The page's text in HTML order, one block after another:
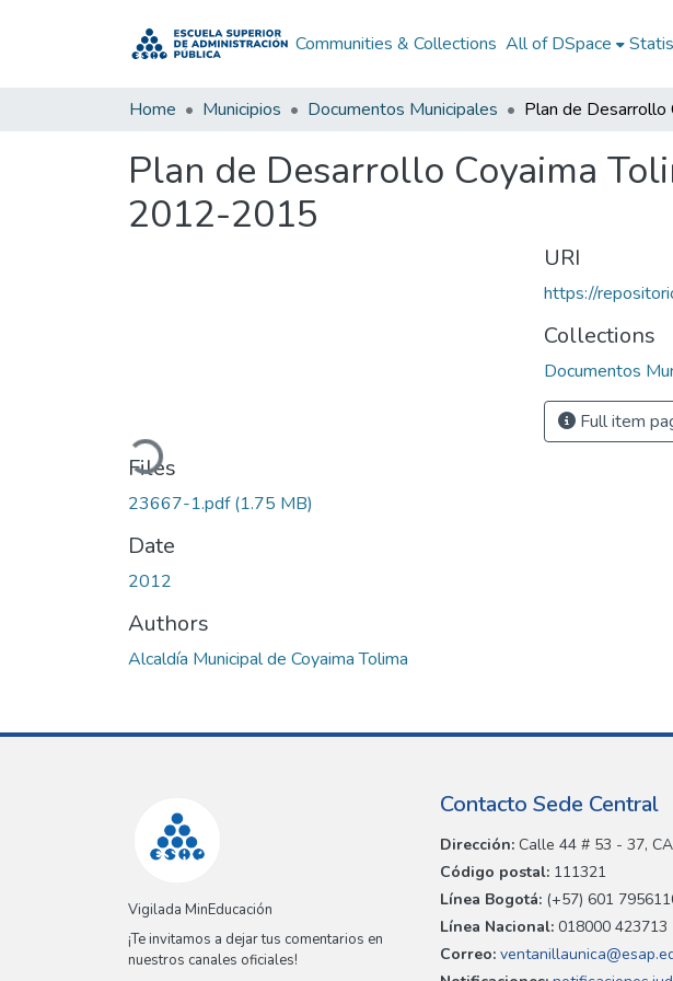
Communities & Collections All of DSpace
Home Municipios Documentos Municipales
Plan de Desarrollo Coyaima
2012-2015
Loading...
Files
23667-1.pdf(1.75 MB)
Date
2012
Authors
Alcaldía Municipal de Coyaima Tolima
URI
https://
Collections
Documentos
Full item
Vigilada MinEducación
¡Te invitamos a dejar tus comentarios en
nuestros canales oficiales!
Contacto Sede Central
Dirección: Calle 44 # 53 - 37,
Código postal: 111321
Línea Bogotá: (+57) 601
Línea Nacional: 018000 423713
Correo: